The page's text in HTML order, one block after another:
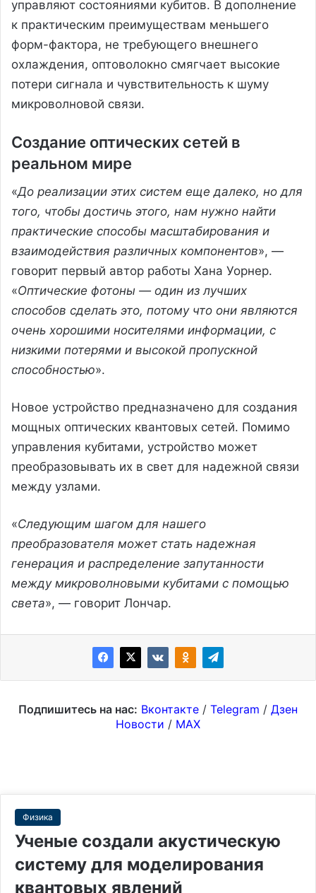
управляют состояниями кубитов. В дополнение
к практическим преимуществам меньшего
форм-фактора, не требующего внешнего
охлаждения, оптоволокно смягчает высокие
потери сигнала и чувствительность к шуму
микроволновой связи.
Создание оптических сетей в
реальном мире
«До реализации этих систем еще далеко, но для
того, чтобы достичь этого, нам нужно найти
практические способы масштабирования и
взаимодействия различных компонентов», —
говорит первый автор работы Хана Уорнер.
«Оптические фотоны — один из лучших
способов сделать это, потому что они являются
очень хорошими носителями информации, с
низкими потерями и высокой пропускной
способностью».
Новое устройство предназначено для создания
мощных оптических квантовых сетей. Помимо
управления кубитами, устройство может
преобразовывать их в свет для надежной связи
между узлами.
«Следующим шагом для нашего
преобразователя может стать надежная
генерация и распределение запутанности
между микроволновыми кубитами с помощью
света», — говорит Лончар.
Подпишитесь на нас: Вконтакте / Telegram / Дзен
Новости / MAX